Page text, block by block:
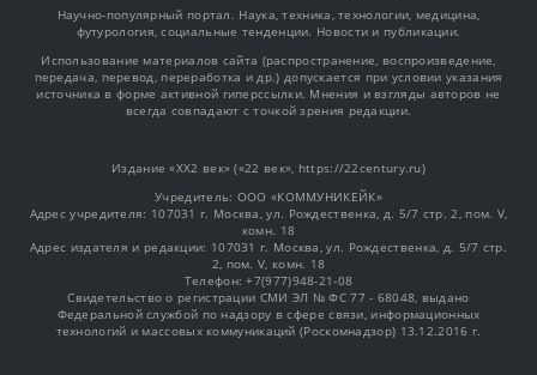
Научно-популярный портал. Наука, техника, технологии, медицина,
футурология, социальные тенденции. Новости и публикации.
Использование материалов сайта (распространение, воспроизведение,
передача, перевод, переработка и др.) допускается при условии указания
источника в форме активной гиперссылки. Мнения и взгляды авторов не
всегда совпадают с точкой зрения редакции.
Издание «XX2 век» («22 век», https://22century.ru)
Учредитель: OOO «КОММУНИКЕЙК»
Адрес учредителя: 107031 г. Москва, ул. Рождественка, д. 5/7 стр. 2, пом. V,
комн. 18
Адрес издателя и редакции: 107031 г. Москва, ул. Рождественка, д. 5/7 стр.
2, пом. V, комн. 18
Телефон: +7(977)948-21-08
Свидетельство о регистрации СМИ ЭЛ № ФС 77 - 68048, выдано
Федеральной службой по надзору в сфере связи, информационных
технологий и массовых коммуникаций (Роскомнадзор) 13.12.2016 г.